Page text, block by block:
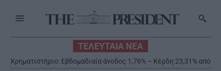
ΤΕΛΕΥΤΑΙΑ ΝΕΑ
Χρηματιστήριο: Εβδομαδιαία άνοδος 1,76% – Κέρδη 23,31% από
τις αρχές του έτους
ΣΥΡΙΖΑ: Η δασοπυρόσβεση απαιτεί εθνική πολιτική –
Καταστροφικά τα αποτελέσματα της Νέας Δημοκρατίας